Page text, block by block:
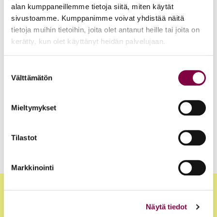
alan kumppaneillemme tietoja siitä, miten käytät
sivustoamme. Kumppanimme voivat yhdistää näitä
tietoja muihin tietoihin, joita olet antanut heille tai joita on
kerätty, kun olet käyttänyt heidän palvelujaan.
valinta
Välttämätön
Mieltymykset
Tilastot
Markkinointi
Näytä tiedot
lenkille
Juristimedia Artikkelit 4.11.2024
Unohtumaton fuksivuosi